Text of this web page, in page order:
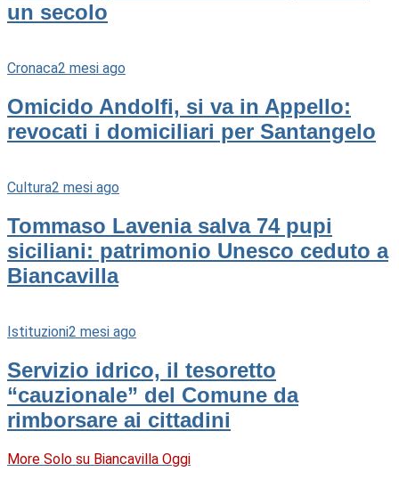
un secolo
Cronaca2 mesi ago
Omicido Andolfi, si va in Appello:
revocati i domiciliari per Santangelo
Cultura2 mesi ago
Tommaso Lavenia salva 74 pupi
siciliani: patrimonio Unesco ceduto a
Biancavilla
Istituzioni2 mesi ago
Servizio idrico, il tesoretto
“cauzionale” del Comune da
rimborsare ai cittadini
More Solo su Biancavilla Oggi